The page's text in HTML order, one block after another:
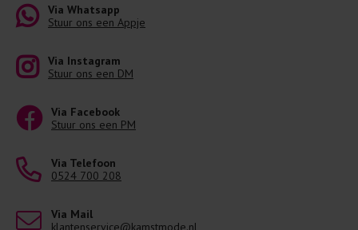
Via Whatsapp
Stuur ons een Appje
Via Instagram
Stuur ons een DM
Via Facebook
Stuur ons een PM
Via Telefoon
0524 700 208
Via Mail
klantenservice@kamstmode.nl